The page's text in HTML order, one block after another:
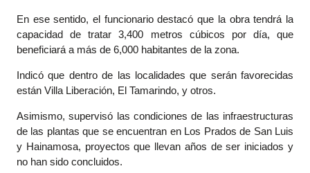
En ese sentido, el funcionario destacó que la obra tendrá la
capacidad de tratar 3,400 metros cúbicos por día, que
beneficiará a más de 6,000 habitantes de la zona.
Indicó que dentro de las localidades que serán favorecidas
están Villa Liberación, El Tamarindo, y otros.
Asimismo, supervisó las condiciones de las infraestructuras
de las plantas que se encuentran en Los Prados de San Luis
y Hainamosa, proyectos que llevan años de ser iniciados y
no han sido concluidos.